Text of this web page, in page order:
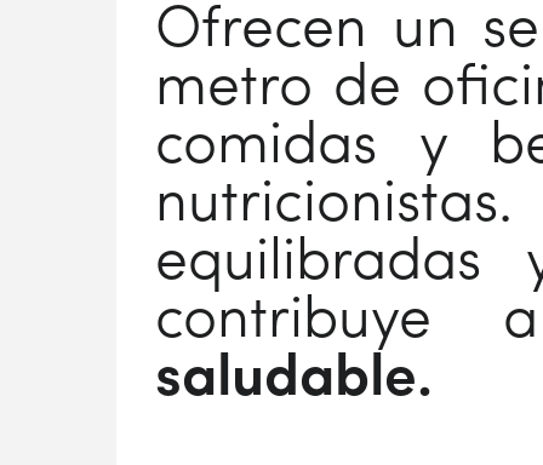
Ofrecen un
metro de
comidas y
equilibradas
saludable.